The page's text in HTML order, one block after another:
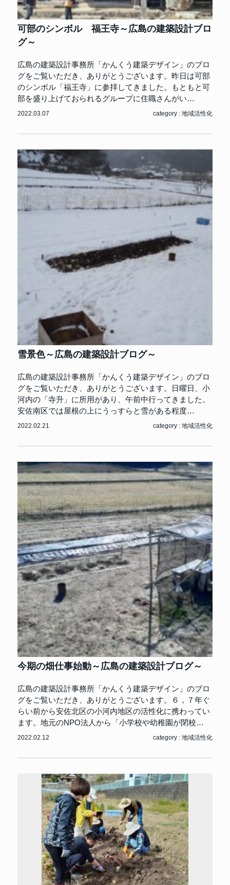
可部のシンボル 福王寺～広島の建築設計ブロ
グ～
広島の建築設計事務所「かんくう建築デザイン」のブロ
グをご覧いただき、ありがとうございます。昨日は可部
のシンボル「福王寺」に参拝してきました。もともと可
部を盛り上げておられるグループに住職さんがい…
2022.03.07 category :地域活性化
雪景色～広島の建築設計ブログ～
広島の建築設計事務所「かんくう建築デザイン」のブロ
グをご覧いただき、ありがとうございます。日曜日、小
河内の「寺升」に所用があり、午前中行ってきました。
安佐南区では屋根の上にうっすらと雪がある程度…
2022.02.21 category :地域活性化
今期の畑仕事始動～広島の建築設計ブログ～
広島の建築設計事務所「かんくう建築デザイン」のブロ
グをご覧いただき、ありがとうございます。６，７年ぐ
らい前から安佐北区の小河内地区の活性化に携わってい
ます。地元のNPO法人から「小学校や幼稚園が閉校…
2022.02.12 category :地域活性化